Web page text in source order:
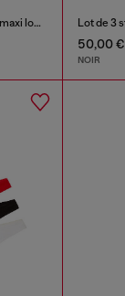
Lot de trois culottes avec maxi logo à la taille
50,00 €
NOIR